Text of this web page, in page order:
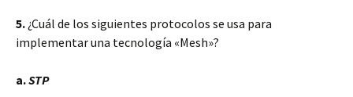
5. ¿Cuál de los siguientes protocolos se usa para
implementar una tecnología «Mesh»?
a.STP